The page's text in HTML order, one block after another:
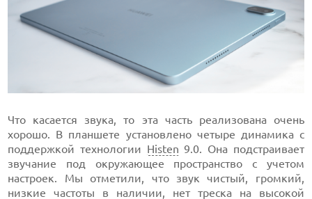
Что касается звука, то эта часть реализована очень
хорошо. В планшете установлено четыре динамика с
поддержкой технологии Histen 9.0. Она подстраивает
звучание под окружающее пространство с учетом
настроек. Мы отметили, что звук чистый, громкий,
низкие частоты в наличии, нет треска на высокой